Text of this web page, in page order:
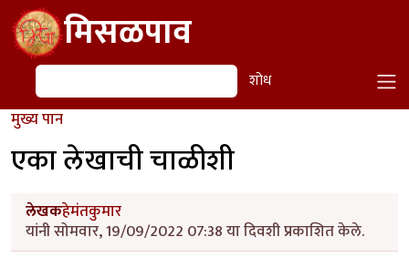
Skip to main contentमिसळपाव
शोध शोध
मुख्य पान
एका लेखाची चाळीशी
लेखकहेमंतकुमार
यांनी सोमवार, 19/09/2022 07:38 या दिवशी प्रकाशित केले.